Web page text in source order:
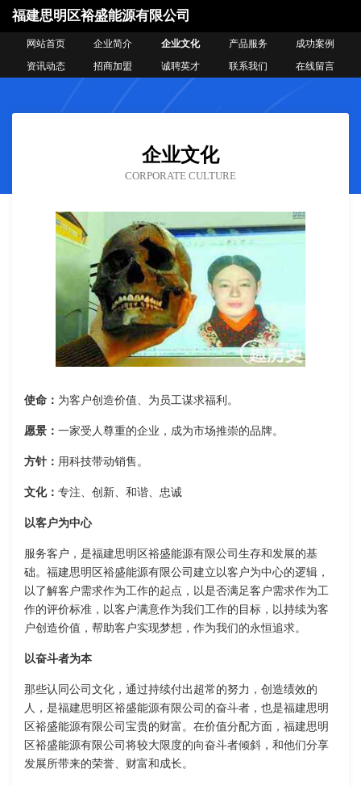
福建思明区裕盛能源有限公司
网站首页 企业简介 企业文化 产品服务
成功案例
资讯动态
招商加盟 诚聘英才 联系我们 在线留言
企业文化
CORPORATE CULTURE
使命： 为客户创造价值、为员工谋求福利。
愿景： 一家受人尊重的企业，成为市场推崇的品牌。
方针： 用科技带动销售。
文化： 专注、创新、和谐、忠诚
以客户为中心
服务客户，是福建思明区裕盛能源有限公司生存和发展的基
础。福建思明区裕盛能源有限公司建立以客户为中心的逻辑，
以了解客户需求作为工作的起点，以是否满足客户需求作为工
作的评价标准，以客户满意作为我们工作的目标，以持续为客
户创造价值，帮助客户实现梦想，作为我们的永恒追求。
以奋斗者为本
那些认同公司文化，通过持续付出超常的努力，创造绩效的
人，是福建思明区裕盛能源有限公司的奋斗者，也是福建思明
区裕盛能源有限公司宝贵的财富。在价值分配方面，福建思明
区裕盛能源有限公司将较大限度的向奋斗者倾斜，和他们分享
发展所带来的荣誉、财富和成长。